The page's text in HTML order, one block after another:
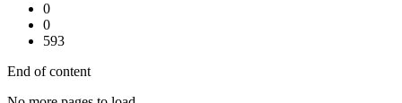
0
0
593
End of content